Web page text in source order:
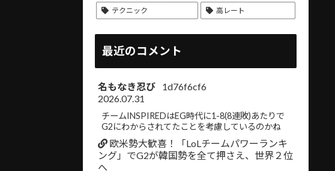
テクニック 高レート
最近のコメント
名もなき忍び
1d76f6cf6
2026.07.31
チームINSPIREDはEG時代に1-8(8連敗)あたりで
G2にわからされてたことを考慮しているのかね
欧米勢大歓喜！「LoLチームパワーランキ
ング」でG2が韓国勢を全て押さえ、世界２位
へ